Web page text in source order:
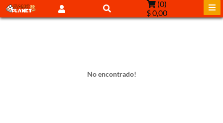
(0)
$ 0,00
No encontrado!